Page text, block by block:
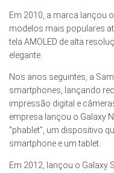
Em 2010, a marca lançou
modelos mais populares
tela AMOLED de alta
elegante.
Nos anos seguintes, a
smartphones, lançando
impressão digital e
empresa lançou o Galaxy
“phablet”, um dispositivo
smartphone e um tablet.
Em 2012, lançou o Galaxy